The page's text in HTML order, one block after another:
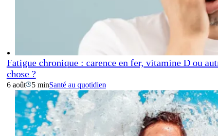
Fatigue chronique : carence en fer, vitamine D ou
chose ?
6 août 5 minSanté au quotidien